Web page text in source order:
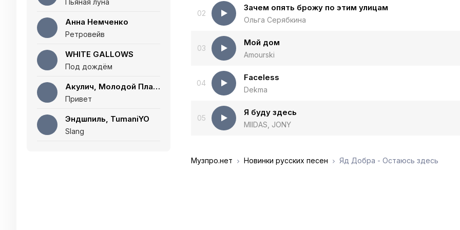
Пьяная луна
Анна Немченко
Ретровейв
WHITE GALLOWS
Под дождём
Акулич, Молодой Платон
Привет
Эндшпиль, TumaniYO
Slang
02
Зачем опять брожу по этим улицам
Ольга Серябкина
03
Мой дом
Amourski
04
Faceless
Dekma
05
Я буду здесь
MIIDAS, JONY
Музпро.нет Новинки русских песен Яд Добра - Остаюсь здесь